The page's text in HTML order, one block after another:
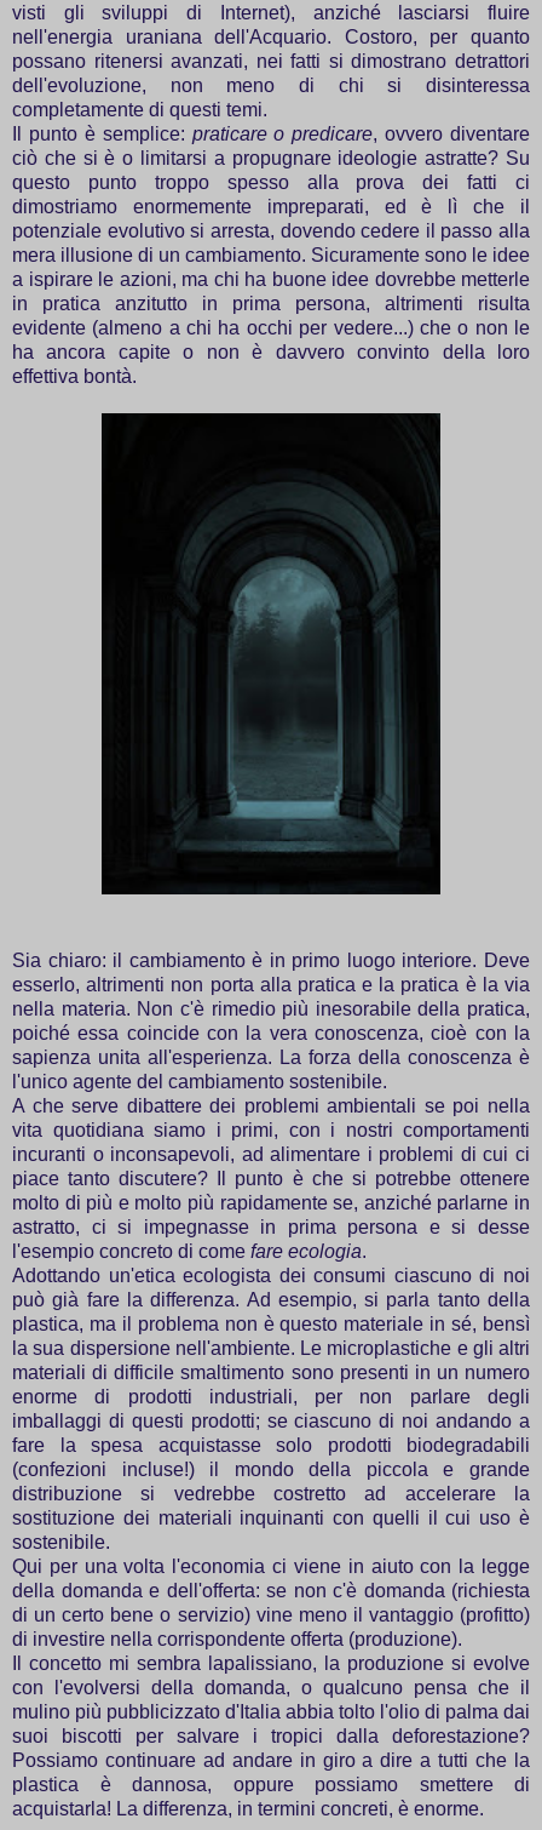
visti gli sviluppi di Internet), anziché lasciarsi fluire
nell'energia uraniana dell'Acquario. Costoro, per quanto
possano ritenersi avanzati, nei fatti si dimostrano detrattori
dell'evoluzione, non meno di chi si disinteressa
completamente di questi temi.
Il punto è semplice: praticare o predicare, ovvero diventare
ciò che si è o limitarsi a propugnare ideologie astratte? Su
questo punto troppo spesso alla prova dei fatti ci
dimostriamo enormemente impreparati, ed è lì che il
potenziale evolutivo si arresta, dovendo cedere il passo alla
mera illusione di un cambiamento. Sicuramente sono le idee
a ispirare le azioni, ma chi ha buone idee dovrebbe metterle
in pratica anzitutto in prima persona, altrimenti risulta
evidente (almeno a chi ha occhi per vedere...) che o non le
ha ancora capite o non è davvero convinto della loro
effettiva bontà.
Sia chiaro: il cambiamento è in primo luogo interiore. Deve
esserlo, altrimenti non porta alla pratica e la pratica è la via
nella materia. Non c'è rimedio più inesorabile della pratica,
poiché essa coincide con la vera conoscenza, cioè con la
sapienza unita all'esperienza. La forza della conoscenza è
l'unico agente del cambiamento sostenibile.
A che serve dibattere dei problemi ambientali se poi nella
vita quotidiana siamo i primi, con i nostri comportamenti
incuranti o inconsapevoli, ad alimentare i problemi di cui ci
piace tanto discutere? Il punto è che si potrebbe ottenere
molto di più e molto più rapidamente se, anziché parlarne in
astratto, ci si impegnasse in prima persona e si desse
l'esempio concreto di come fare ecologia.
Adottando un'etica ecologista dei consumi ciascuno di noi
può già fare la differenza. Ad esempio, si parla tanto della
plastica, ma il problema non è questo materiale in sé, bensì
la sua dispersione nell'ambiente. Le microplastiche e gli altri
materiali di difficile smaltimento sono presenti in un numero
enorme di prodotti industriali, per non parlare degli
imballaggi di questi prodotti; se ciascuno di noi andando a
fare la spesa acquistasse solo prodotti biodegradabili
(confezioni incluse!) il mondo della piccola e grande
distribuzione si vedrebbe costretto ad accelerare la
sostituzione dei materiali inquinanti con quelli il cui uso è
sostenibile.
Qui per una volta l'economia ci viene in aiuto con la legge
della domanda e dell'offerta: se non c'è domanda (richiesta
di un certo bene o servizio) vine meno il vantaggio (profitto)
di investire nella corrispondente offerta (produzione).
Il concetto mi sembra lapalissiano, la produzione si evolve
con l'evolversi della domanda, o qualcuno pensa che il
mulino più pubblicizzato d'Italia abbia tolto l'olio di palma dai
suoi biscotti per salvare i tropici dalla deforestazione?
Possiamo continuare ad andare in giro a dire a tutti che la
plastica è dannosa, oppure possiamo smettere di
acquistarla! La differenza, in termini concreti, è enorme.